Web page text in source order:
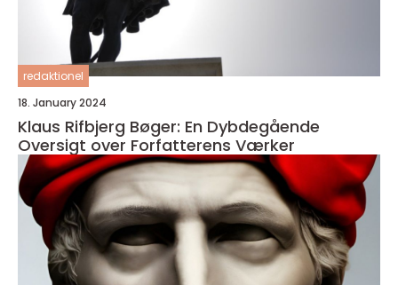
redaktionel
18. January 2024
Klaus Rifbjerg Bøger: En Dybdegående
Oversigt over Forfatterens Værker